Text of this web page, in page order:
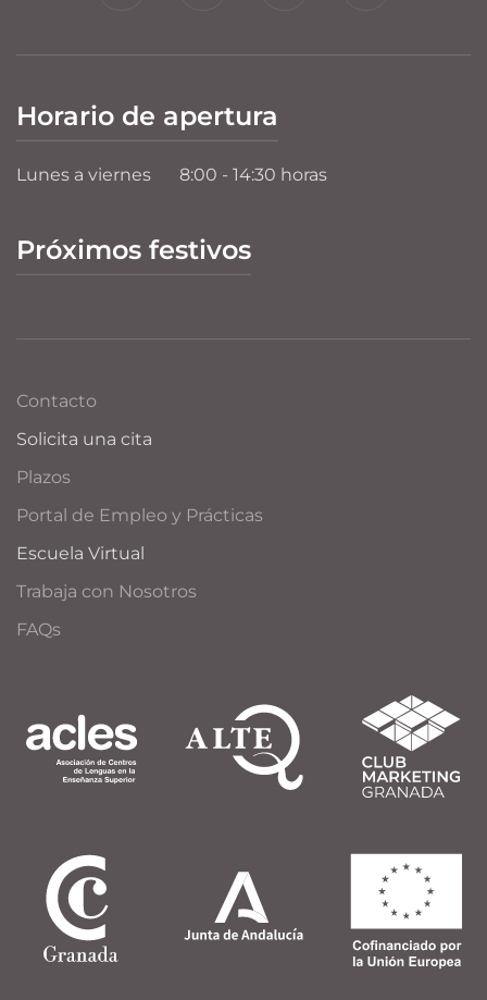
Horario de apertura
Lunes a viernes 8:00 - 14:30 horas
Próximos festivos
Contacto
Solicita una cita
Plazos
Portal de Empleo y Prácticas
Escuela Virtual
Trabaja con Nosotros
FAQs